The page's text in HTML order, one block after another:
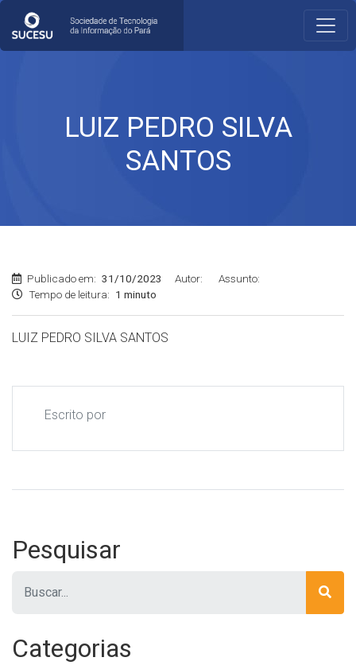
LUIZ PEDRO SILVA
SANTOS
Publicado em: 31/10/2023 Autor:
Assunto:
Tempo de leitura: 1 minuto
LUIZ PEDRO SILVA SANTOS
Escrito por
Pesquisar
Categorias